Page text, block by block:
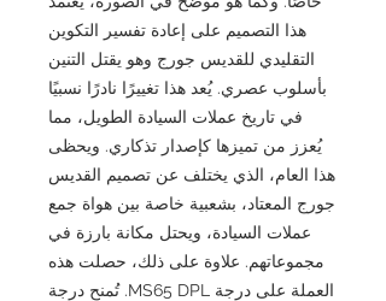
هذا التصميم على إعادة تفسير التكوين
التقليدي للقديس جورج وهو يقتل التنين
بأسلوب عصري. يُعد هذا تغييرًا نادرًا نسبيًا
في تاريخ عملات السيادة الطويل، مما
يُعزز من تميزها كإصدار تذكاري. ويحظى
هذا العام، الذي يختلف عن تصميم القديس
جورج المعتاد، بشعبية خاصة بين هواة جمع
عملات السيادة، ويحتل مكانة بارزة في
مجموعاتهم. علاوة على ذلك، حصلت هذه
العملة على درجة MS65 DPL. تُمنح درجة